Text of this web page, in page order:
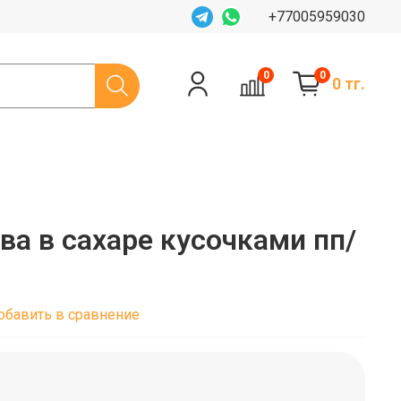
+77005959030
0 0 0 тг.
в сахаре кусочками пп/
в сравнение